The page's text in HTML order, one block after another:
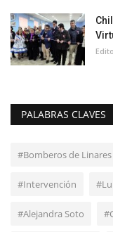
PALABRAS CLAVES
#Bomberos de Linares
#Intervención
#Alejandra Soto